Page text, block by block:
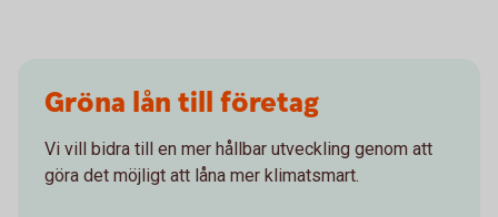
Gröna lån till företag
Vi vill bidra till en mer hållbar utveckling genom att
göra det möjligt att låna mer klimatsmart.